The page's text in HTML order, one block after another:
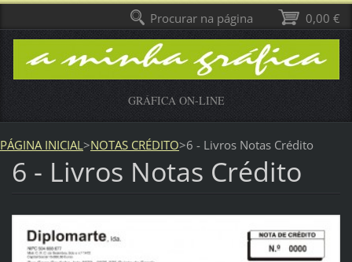
GRÁFICA ON-LINE
PÁGINA INICIAL >NOTAS CRÉDITO>6 - Livros Notas Crédito
6 - Livros Notas Crédito
0,00 €
Procurar na página